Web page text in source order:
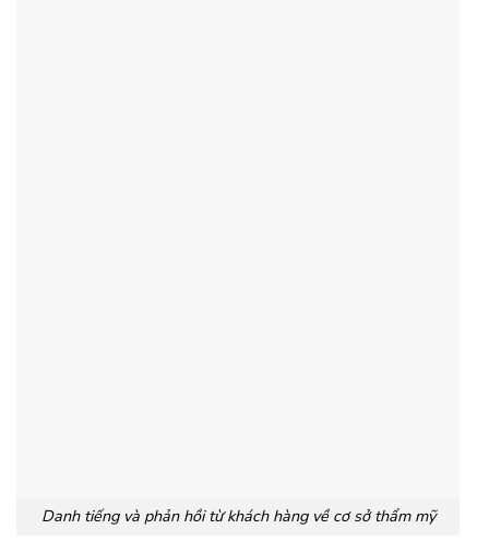
Danh tiếng và phản hồi từ khách hàng về cơ sở thẩm mỹ